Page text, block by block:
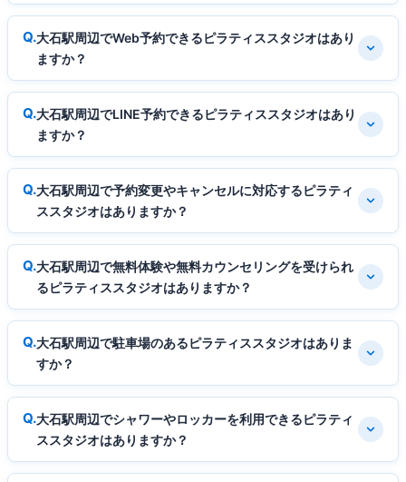
大石駅周辺でWeb予約できるピラティススタジオはあり
ますか？
大石駅周辺でLINE予約できるピラティススタジオはあり
ますか？
大石駅周辺で予約変更やキャンセルに対応するピラティ
ススタジオはありますか？
大石駅周辺で無料体験や無料カウンセリングを受けられ
るピラティススタジオはありますか？
大石駅周辺で駐車場のあるピラティススタジオはありま
すか？
大石駅周辺でシャワーやロッカーを利用できるピラティ
ススタジオはありますか？